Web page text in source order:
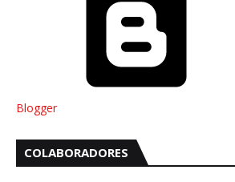
Blogger
COLABORADORES